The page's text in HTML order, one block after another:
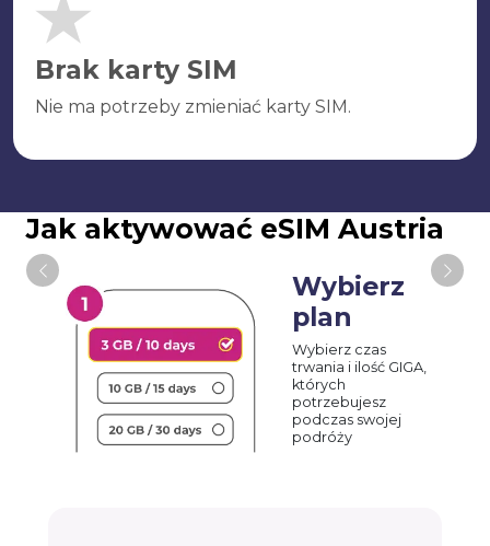
Brak karty SIM
Nie ma potrzeby zmieniać karty SIM.
Jak aktywować eSIM Austria
Wybierz
plan
Wybierz czas
trwania i ilość GIGA,
których
potrzebujesz
podczas swojej
podróży